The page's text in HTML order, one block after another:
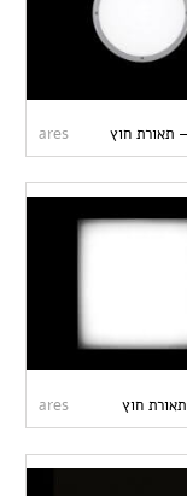
ares
ares